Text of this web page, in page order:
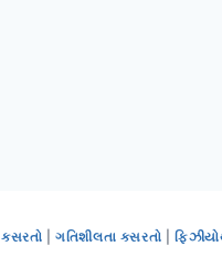
કસરતો |ગતિશીલતા કસરતો